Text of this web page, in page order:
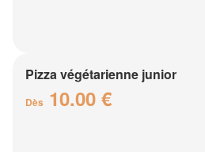
Pizza végétarienne junior
Dès 10.00 €